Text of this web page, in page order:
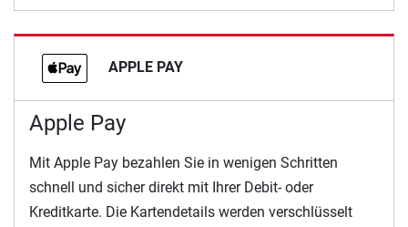
APPLE PAY
Apple Pay
Mit Apple Pay bezahlen Sie in wenigen Schritten
schnell und sicher direkt mit Ihrer Debit- oder
Kreditkarte. Die Kartendetails werden verschlüsselt